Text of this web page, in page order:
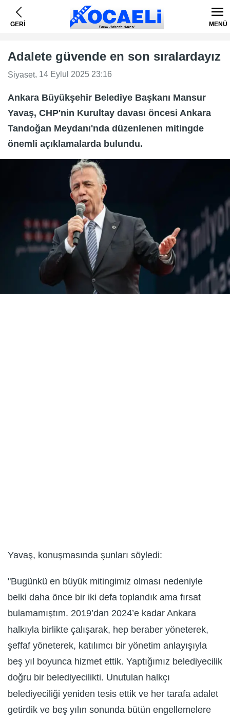
GERİ MENÜ
Adalete güvende en son sıralardayız
Siyaset, 14 Eylul 2025 23:16
Ankara Büyükşehir Belediye Başkanı Mansur
Yavaş, CHP'nin Kurultay davası öncesi Ankara
Tandoğan Meydanı'nda düzenlenen mitingde
önemli açıklamalarda bulundu.
Yavaş, konuşmasında şunları söyledi:
"Bugünkü en büyük mitingimiz olması nedeniyle
belki daha önce bir iki defa toplandık ama fırsat
bulamamıştım. 2019’dan 2024’e kadar Ankara
halkıyla birlikte çalışarak, hep beraber yöneterek,
şeffaf yöneterek, katılımcı bir yönetim anlayışıyla
beş yıl boyunca hizmet ettik. Yaptığımız belediyecilik
doğru bir belediyecilikti. Unutulan halkçı
belediyeciliği yeniden tesis ettik ve her tarafa adalet
getirdik ve beş yılın sonunda bütün engellemelere